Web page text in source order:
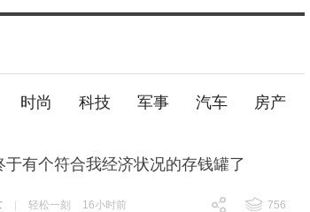
时尚 科技 军事 汽车 房产
于有个符合我经济状况的存钱罐了
轻松一刻 16小时前
756